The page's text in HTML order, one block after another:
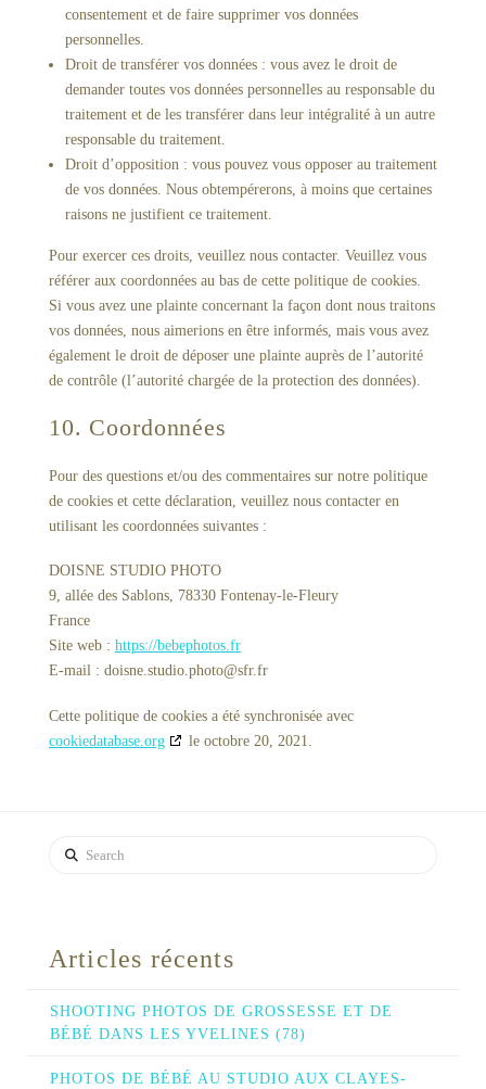
consentement et de faire supprimer vos données
personnelles.
Droit de transférer vos données : vous avez le droit de
demander toutes vos données personnelles au responsable du
traitement et de les transférer dans leur intégralité à un autre
responsable du traitement.
Droit d’opposition : vous pouvez vous opposer au traitement
de vos données. Nous obtempérerons, à moins que certaines
raisons ne justifient ce traitement.
Pour exercer ces droits, veuillez nous contacter. Veuillez vous
référer aux coordonnées au bas de cette politique de cookies.
Si vous avez une plainte concernant la façon dont nous traitons
vos données, nous aimerions en être informés, mais vous avez
également le droit de déposer une plainte auprès de l’autorité
de contrôle (l’autorité chargée de la protection des données).
10. Coordonnées
Pour des questions et/ou des commentaires sur notre politique
de cookies et cette déclaration, veuillez nous contacter en
utilisant les coordonnées suivantes :
DOISNE STUDIO PHOTO
9, allée des Sablons, 78330 Fontenay-le-Fleury
France
Site web : https://bebephotos.fr
E-mail : doisne.studio.photo@sfr.fr
Cette politique de cookies a été synchronisée avec
cookiedatabase.org
le octobre 20, 2021.
Search
Articles récents
SHOOTING PHOTOS DE GROSSESSE ET DE
BÉBÉ DANS LES YVELINES (78)
PHOTOS DE BÉBÉ AU STUDIO AUX CLAYES-